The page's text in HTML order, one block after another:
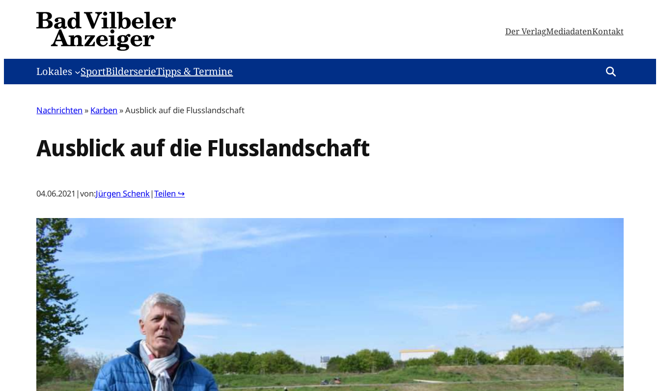
Der VerlagMediadatenKontakt
Lokales SportBilderserieTipps & Termine
Nachrichten » Karben »Ausblick auf die Flusslandschaft
Ausblick auf die Flusslandschaft
04.06.2021 |von:Jürgen Schenk|Teilen ↪